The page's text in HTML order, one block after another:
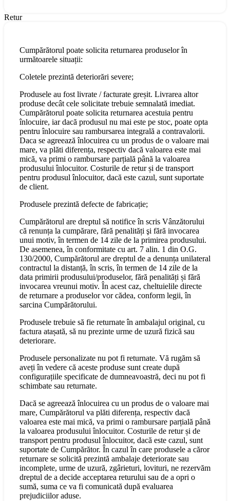
Retur
Cumpărătorul poate solicita returnarea produselor în
următoarele situații:
Coletele prezintă deteriorări severe;
Produsele au fost livrate / facturate greșit. Livrarea altor
produse decât cele solicitate trebuie semnalată imediat.
Cumpărătorul poate solicita returnarea acestuia pentru
înlocuire, iar dacă produsul nu mai este pe stoc, poate opta
pentru înlocuire sau rambursarea integrală a contravalorii.
Daca se agreează înlocuirea cu un produs de o valoare mai
mare, va plăti diferența, respectiv dacă valoarea este mai
mică, va primi o rambursare parțială până la valoarea
produsului înlocuitor. Costurile de retur și de transport
pentru produsul înlocuitor, dacă este cazul, sunt suportate
de client.
Produsele prezintă defecte de fabricație;
Cumpărătorul are dreptul să notifice în scris Vânzătorului
că renunța la cumpărare, fără penalități şi fără invocarea
unui motiv, în termen de 14 zile de la primirea produsului.
De asemenea, în conformitate cu art. 7 alin. 1 din O.G.
130/2000, Cumpărătorul are dreptul de a denunța unilateral
contractul la distanță, în scris, în termen de 14 zile de la
data primirii produsului/produselor, fără penalități și fără
invocarea vreunui motiv. În acest caz, cheltuielile directe
de returnare a produselor vor cădea, conform legii, în
sarcina Cumpărătorului.
Produsele trebuie să fie returnate în ambalajul original, cu
factura atașată, să nu prezinte urme de uzură fizică sau
deteriorare.
Produsele personalizate nu pot fi returnate. Vă rugăm să
aveți în vedere că aceste produse sunt create după
configurațiile specificate de dumneavoastră, deci nu pot fi
schimbate sau returnate.
Dacă se agreează înlocuirea cu un produs de o valoare mai
mare, Cumpărătorul va plăti diferența, respectiv dacă
valoarea este mai mică, va primi o rambursare parțială până
la valoarea produsului înlocuitor. Costurile de retur și de
transport pentru produsul înlocuitor, dacă este cazul, sunt
suportate de Cumpărător. În cazul în care produsele a căror
returnare se solicită prezintă ambalaje deteriorate sau
incomplete, urme de uzură, zgârieturi, lovituri, ne rezervăm
dreptul de a decide acceptarea returului sau de a opri o
sumă, suma ce va fi comunicată după evaluarea
prejudiciilor aduse.